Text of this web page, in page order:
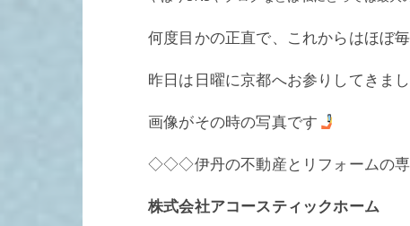
何度目かの正直で、これからはほぼ
昨日は日曜に京都へお参りしてきまし
画像がその時の写真です
◇◇◇伊丹の不動産とリフォーム
株式会社アコースティックホーム